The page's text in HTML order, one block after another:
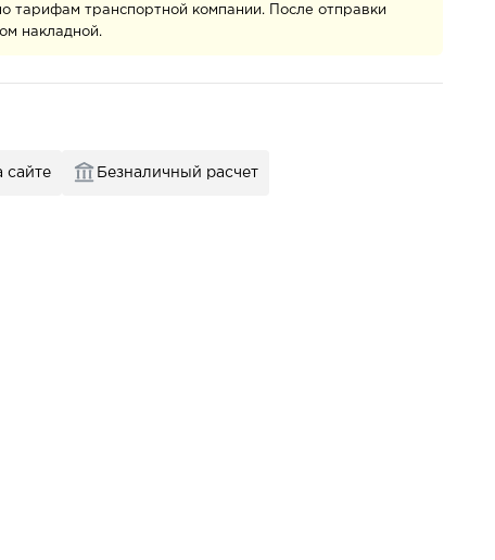
тарифам транспортной компании. После отправки
накладной.
сайте Безналичный расчет